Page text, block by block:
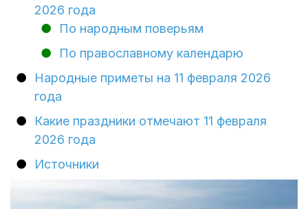
2026 года
По народным поверьям
По православному календарю
Народные приметы на 11 февраля 2026
года
Какие праздники отмечают 11 февраля
2026 года
Источники